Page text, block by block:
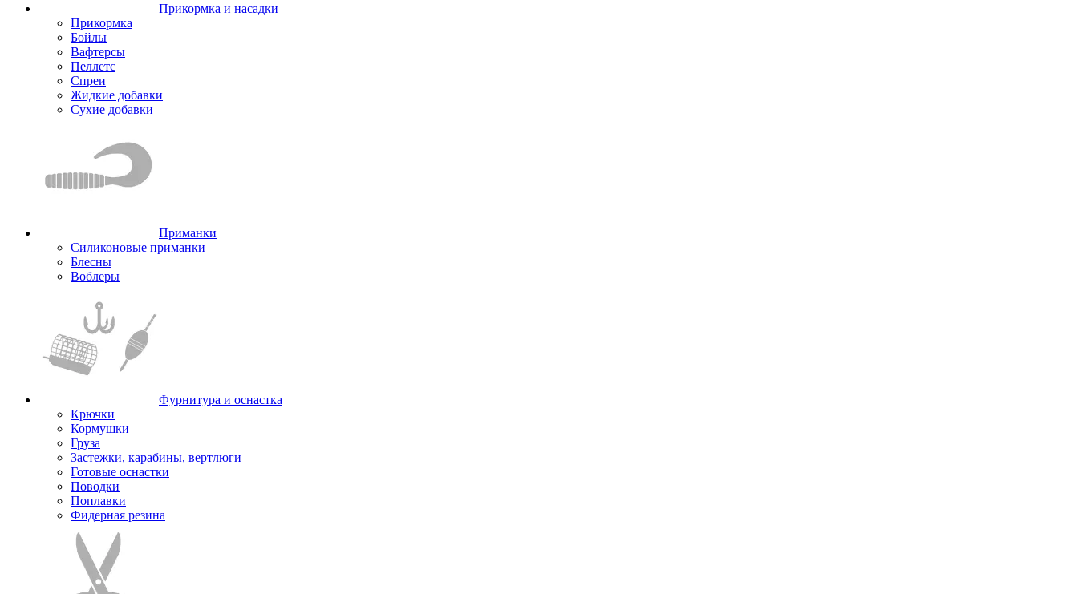
Прикормка и насадки
Прикормка
Бойлы
Вафтерсы
Пеллетс
Спреи
Жидкие добавки
Сухие добавки
Приманки
Силиконовые приманки
Блесны
Воблеры
Фурнитура и оснастка
Крючки
Кормушки
Груза
Застежки, карабины, вертлюги
Готовые оснастки
Поводки
Поплавки
Фидерная резина